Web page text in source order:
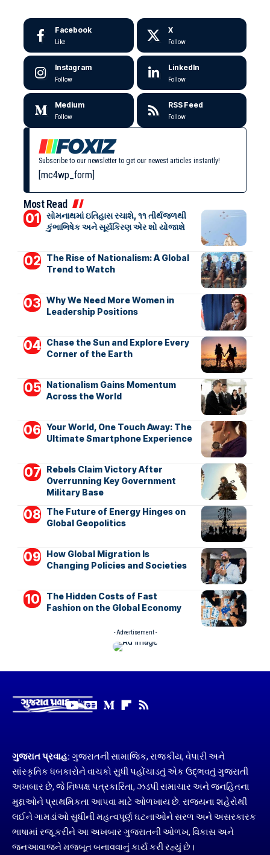
Facebook
Like
X
Follow
Instagram
Follow
LinkedIn
Follow
Medium
Follow
RSS Feed
Follow
Subscribe to our newsletter to get our newest articles instantly!
[mc4wp_form]
Most Read
સોમનાથમાં ઇતિહાસ રચાશે, ૧૧ તીર્થજળથી
કુંભાભિષેક અને સૂર્યકિરણ એર શો યોજાશે
The Rise of Nationalism: A Global
Trend to Watch
Why We Need More Women in
Leadership Positions
Chase the Sun and Explore Every
Corner of the Earth
Nationalism Gains Momentum
Across the World
Your World, One Touch Away: The
Ultimate Smartphone Experience
Rebels Claim Victory After
Overrunning Key Government
Military Base
The Future of Energy Hinges on
Global Geopolitics
How Global Migration Is
Changing Policies and Societies
The Hidden Costs of Fast
Fashion on the Global Economy
- Advertisement -
ગુજરાત પ્રવાહ: ગુજરાતની સામાજિક, રાજકીય, વેપારી અને
સાંસ્કૃતિક ધબકારોને વાચકો સુધી પહોંચાડતું એક ઉદ્ભવતું ગુજરાતી
અખબાર છે, જે નિષ્પક્ષ પત્રકારિતા, ઝડપી સમાચાર અને જનહિતના
મુદ્દાઓને પ્રાથમિકતા આપવા માટે ઓળખાય છે. રાજ્યના શહેરોથી
લઈને ગામડાંઓ સુધીની મહત્વપૂર્ણ ઘટનાઓને સરળ અને અસરકારક
ભાષામાં રજૂ કરીને આ અખબાર ગુજરાતની ઓળખ, વિકાસ અને
જનઆવાજને મજબૂત બનાવવાનું કાર્ય કરી રહ્યું છે।